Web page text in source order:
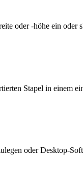
oder -höhe ein oder
Stapel in einem
oder Desktop-